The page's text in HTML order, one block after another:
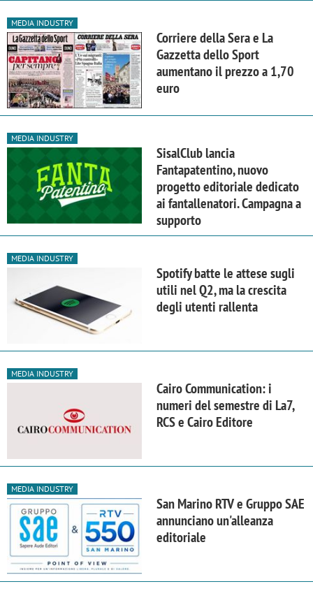
MEDIA INDUSTRY
Corriere della Sera e La
Gazzetta dello Sport
aumentano il prezzo a 1,70
euro
MEDIA INDUSTRY
SisalClub lancia
Fantapatentino, nuovo
progetto editoriale dedicato
ai fantallenatori. Campagna a
supporto
MEDIA INDUSTRY
Spotify batte le attese sugli
utili nel Q2, ma la crescita
degli utenti rallenta
MEDIA INDUSTRY
Cairo Communication: i
numeri del semestre di La7,
RCS e Cairo Editore
MEDIA INDUSTRY
San Marino RTV e Gruppo SAE
annunciano un'alleanza
editoriale